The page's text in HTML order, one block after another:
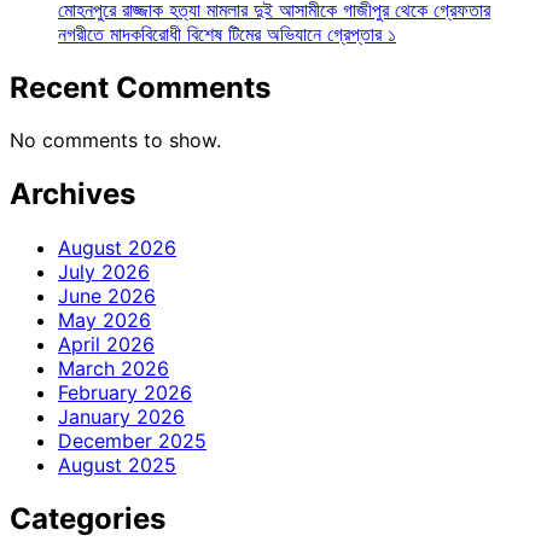
মোহনপুরে রাজ্জাক হত্যা মামলার দুই আসামীকে গাজীপুর থেকে গ্রেফতার
নগরীতে মাদকবিরোধী বিশেষ টিমের অভিযানে গ্রেপ্তার ১
Recent Comments
No comments to show.
Archives
August 2026
July 2026
June 2026
May 2026
April 2026
March 2026
February 2026
January 2026
December 2025
August 2025
Categories